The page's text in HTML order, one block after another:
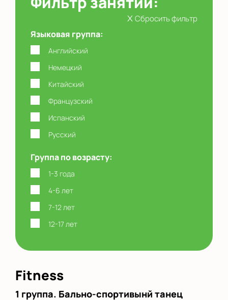
xСбросить фильтр
Языковая группа:
Английский
Немецкий
Китайский
Французский
Испанский
Русский
Группа по возрасту:
1-3 года
4-6 лет
7-12 лет
12-17 лет
Fitness
1 группа. Бально-спортивынй танец